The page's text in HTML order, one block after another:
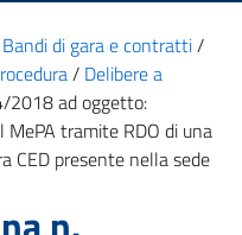
Bandi di gara e contratti/
/ Delibere a
2018 ad oggetto:
tramite RDO di una
CED presente nella sede